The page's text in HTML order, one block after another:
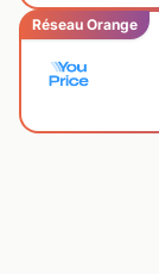
Réseau Orange